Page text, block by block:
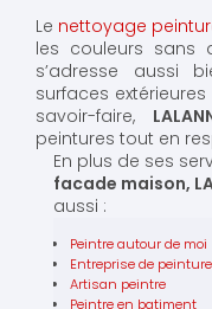
Le nettoyage
les couleurs sans
s’adresse aussi
surfaces
savoir-faire,
peintures tout en
En plus de ses
facade maison,
aussi :
Peintre autour de moi
Entreprise de peinture
Artisan peintre
Peintre en batiment